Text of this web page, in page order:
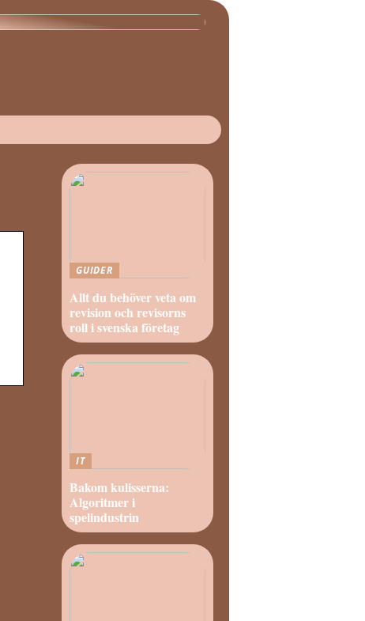
GUIDER
Allt du behöver veta om
revision och revisorns
roll i svenska företag
IT
Bakom kulisserna:
Algoritmer i
spelindustrin